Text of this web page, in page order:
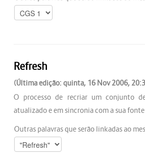
Refresh
(Última edição: quinta, 16 Nov 2006,
O processo de recriar um conjunto
atualizado e em sincronia com a sua
Outras palavras que serão linkadas ao